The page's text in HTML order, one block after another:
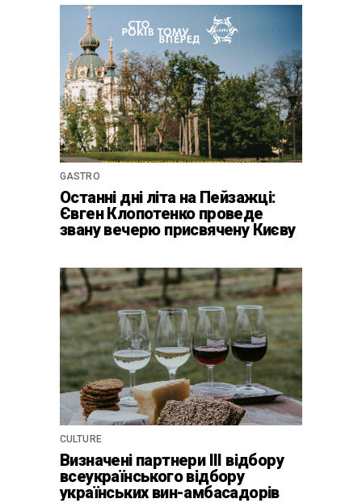
GASTRO
Останні дні літа на Пейзажці:
Євген Клопотенко проведе
звану вечерю присвячену Києву
CULTURE
Визначені партнери ІІІ відбору
всеукраїнського відбору
українських вин-амбасадорів